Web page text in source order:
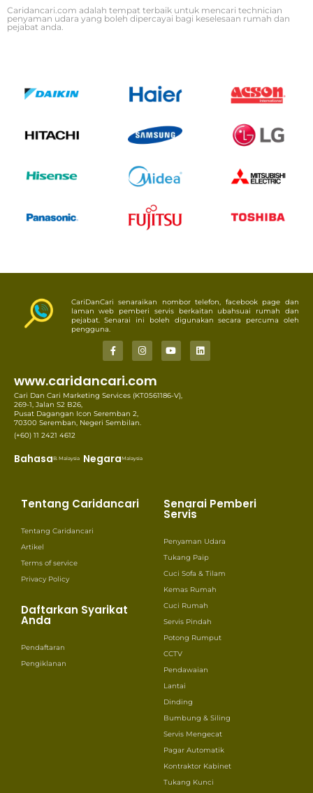
Caridancari.com adalah tempat terbaik untuk mencari technician
penyaman udara yang boleh dipercayai bagi keselesaan rumah dan
pejabat anda.
CariDanCari senaraikan nombor telefon, facebook page dan
laman web pemberi servis berkaitan ubahsuai rumah dan
pejabat. Senarai ini boleh digunakan secara percuma oleh
pengguna.
www.caridancari.com
Cari Dan Cari Marketing Services (KT0561186-V),
269-1, Jalan S2 B26,
Pusat Dagangan Icon Seremban 2,
70300 Seremban, Negeri Sembilan.
(+60) 11 2421 4612
BahasaB. Malaysia NegaraMalaysia
Tentang Caridancari
Tentang Caridancari
Artikel
Terms of service
Privacy Policy
Daftarkan Syarikat
Anda
Pendaftaran
Pengiklanan
Senarai Pemberi
Servis
Penyaman Udara
Tukang Paip
Cuci Sofa & Tilam
Kemas Rumah
Cuci Rumah
Servis Pindah
Potong Rumput
CCTV
Pendawaian
Lantai
Dinding
Bumbung & Siling
Servis Mengecat
Pagar Automatik
Kontraktor Kabinet
Tukang Kunci